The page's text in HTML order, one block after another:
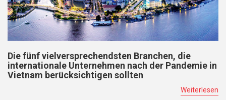
Die fünf vielversprechendsten Branchen, die
internationale Unternehmen nach der Pandemie in
Vietnam berücksichtigen sollten
Weiterlesen